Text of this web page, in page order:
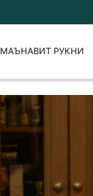
МАЪНАВИТ РУКНИ